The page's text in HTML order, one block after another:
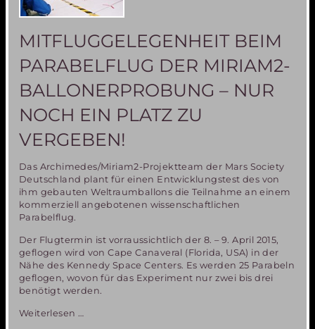
MITFLUGGELEGENHEIT BEIM
PARABELFLUG DER MIRIAM2-
BALLONERPROBUNG – NUR
NOCH EIN PLATZ ZU
VERGEBEN!
Das Archimedes/Miriam2-Projektteam der Mars Society
Deutschland plant für einen Entwicklungstest des von
ihm gebauten Weltraumballons die Teilnahme an einem
kommerziell angebotenen wissenschaftlichen
Parabelflug.
Der Flugtermin ist vorraussichtlich der 8. – 9. April 2015,
geflogen wird von Cape Canaveral (Florida, USA) in der
Nähe des Kennedy Space Centers. Es werden 25 Parabeln
geflogen, wovon für das Experiment nur zwei bis drei
benötigt werden.
Weiterlesen …